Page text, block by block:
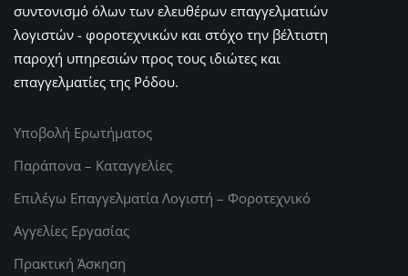
συντονισμό όλων των ελευθέρων επαγγελματιών
λογιστών - φοροτεχνικών και στόχο την βέλτιστη
παροχή υπηρεσιών προς τους ιδιώτες και
επαγγελματίες της Ρόδου.
Υποβολή Ερωτήματος
Παράπονα – Καταγγελίες
Επιλέγω Επαγγελματία Λογιστή – Φοροτεχνικό
Αγγελίες Εργασίας
Πρακτική Άσκηση